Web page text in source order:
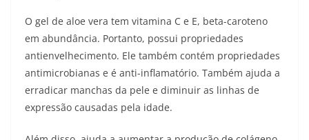
O gel de aloe vera tem vitamina C e E, beta-caroteno
em abundância. Portanto, possui propriedades
antienvelhecimento. Ele também contém propriedades
antimicrobianas e é anti-inflamatório. Também ajuda a
erradicar manchas da pele e diminuir as linhas de
expressão causadas pela idade.